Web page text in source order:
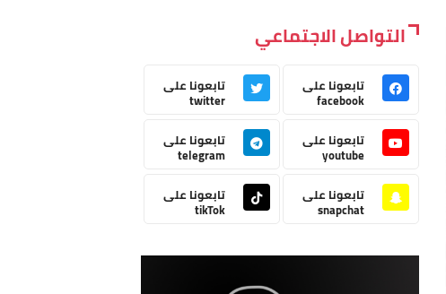
التواصل الاجتماعي
تابعونا على
facebook
تابعونا على
twitter
تابعونا على
youtube
تابعونا على
telegram
تابعونا على
snapchat
تابعونا على
tikTok